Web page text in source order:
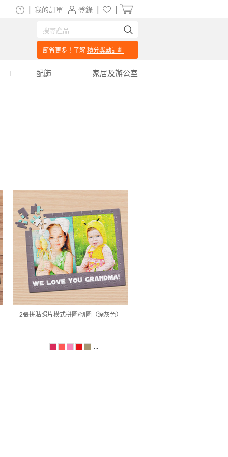
2張拼貼照片橫式拼圖/砌圖（深灰色）
...
登錄
我的訂單
節省更多！了解 積分獎勵計劃
配飾 家居及辦公室